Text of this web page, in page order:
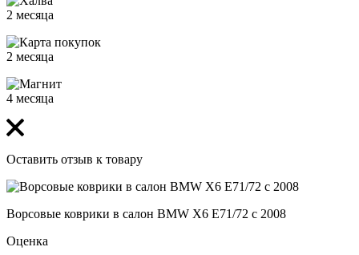
2 месяца
2 месяца
4 месяца
Оставить отзыв к товару
Ворсовые коврики в салон BMW X6 E71/72 с 2008
Оценка